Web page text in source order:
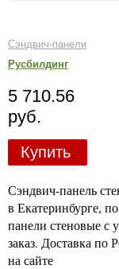
Сэндвич-панели
Русбилдинг
5 710.56
руб.
Купить
Сэндвич-панель
в Екатеринбурге,
панели стеновые с
заказ. Доставка по
на сайте